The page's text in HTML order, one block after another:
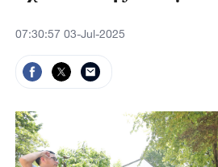
07:30:57 03-Jul-2025